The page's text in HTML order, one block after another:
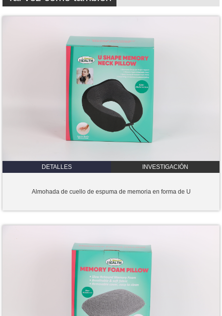
DETALLES INVESTIGACIÓN
Almohada de cuello de espuma de memoria en forma de U